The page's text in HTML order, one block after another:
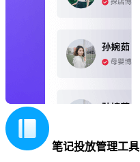
笔记投放管理工具